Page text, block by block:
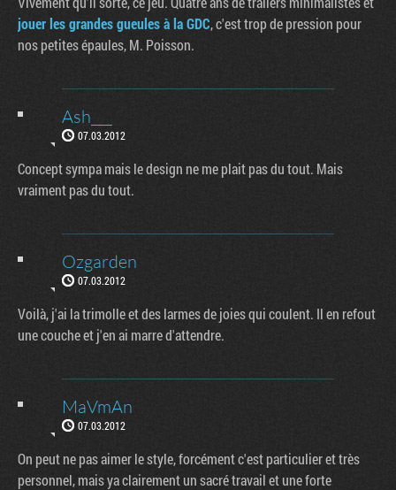
jouer les grandes gueules à la GDC, c'est trop de pression pour
nos petites épaules, M. Poisson.
Ash___
07.03.2012
Concept sympa mais le design ne me plait pas du tout. Mais
vraiment pas du tout.
Ozgarden
07.03.2012
Voilà, j'ai la trimolle et des larmes de joies qui coulent. Il en refout
une couche et j'en ai marre d'attendre.
MaVmAn
07.03.2012
On peut ne pas aimer le style, forcément c'est particulier et très
personnel, mais ya clairement un sacré travail et une forte